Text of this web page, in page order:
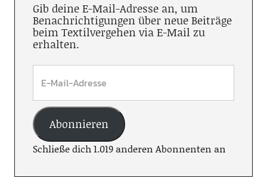
Gib deine E-Mail-Adresse an, um
Benachrichtigungen über neue Beiträge
beim Textilvergehen via E-Mail zu
erhalten.
Abonnieren
Schließe dich 1.019 anderen Abonnenten an